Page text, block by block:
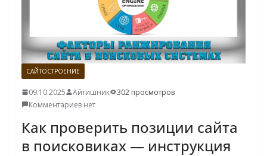
САЙТОСТРОЕНИЕ
09.10.2025 Айтишник
302 просмотров
Комментариев нет
Как проверить позиции сайта
в поисковиках — инструкция